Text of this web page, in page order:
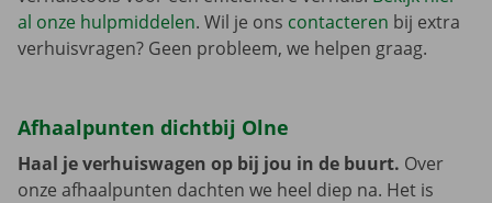
al onze hulpmiddelen. Wil je ons contacteren bij extra
verhuisvragen? Geen probleem, we helpen graag.
Afhaalpunten dichtbij Olne
Haal je verhuiswagen op bij jou in de buurt. Over
onze afhaalpunten dachten we heel diep na. Het is